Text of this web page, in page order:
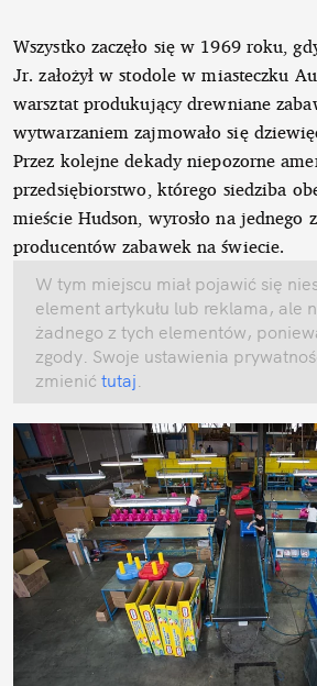
Wszystko zaczęło się w 1969 roku,
Jr. założył w stodole w miasteczku
warsztat produkujący drewniane
wytwarzaniem zajmowało się
Przez kolejne dekady niepozorne
przedsiębiorstwo, którego siedziba
mieście Hudson, wyrosło na jednego
producentów zabawek na świecie.
W tym miejscu miał pojawić się
element artykułu lub reklama, ale
żadnego z tych elementów,
zgody. Swoje ustawienia
zmienić tutaj